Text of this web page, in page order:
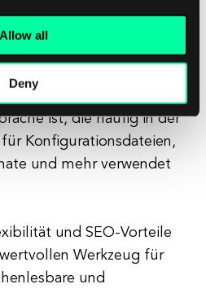
Allow all
Deny
Platzierungen in den
kann.
ist, die häufig in der
Konfigurationsdateien,
und mehr verwendet
und SEO-Vorteile
Werkzeug für
und